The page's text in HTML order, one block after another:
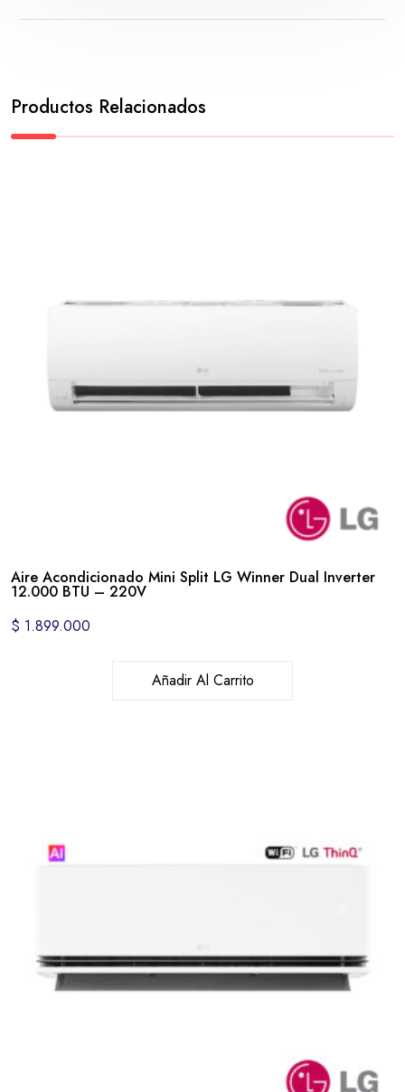
Productos Relacionados
Aire Acondicionado Mini Split LG Winner Dual Inverter
12.000 BTU – 220V
$ 1.899.000
Añadir Al Carrito